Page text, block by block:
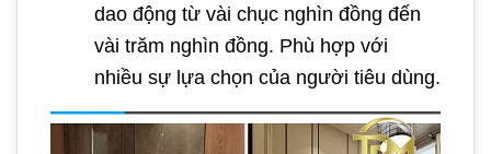
dao động từ vài chục nghìn đồng đến
vài trăm nghìn đồng. Phù hợp với
nhiều sự lựa chọn của người tiêu dùng.